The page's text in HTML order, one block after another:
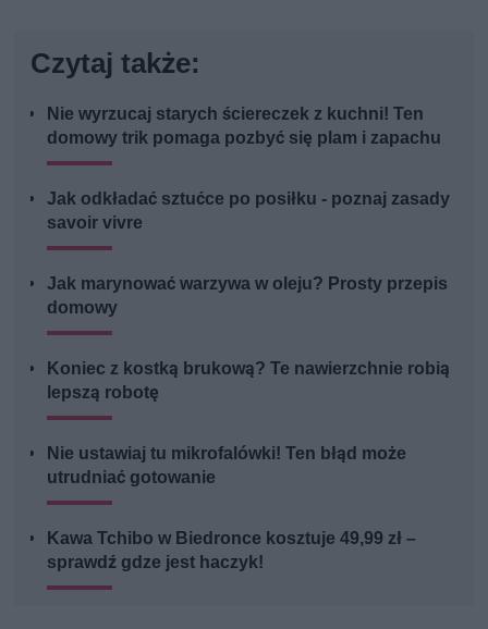
Czytaj także:
Nie wyrzucaj starych ściereczek z kuchni! Ten
domowy trik pomaga pozbyć się plam i zapachu
Jak odkładać sztućce po posiłku - poznaj zasady
savoir vivre
Jak marynować warzywa w oleju? Prosty przepis
domowy
Koniec z kostką brukową? Te nawierzchnie robią
lepszą robotę
Nie ustawiaj tu mikrofalówki! Ten błąd może
utrudniać gotowanie
Kawa Tchibo w Biedronce kosztuje 49,99 zł –
sprawdź gdze jest haczyk!